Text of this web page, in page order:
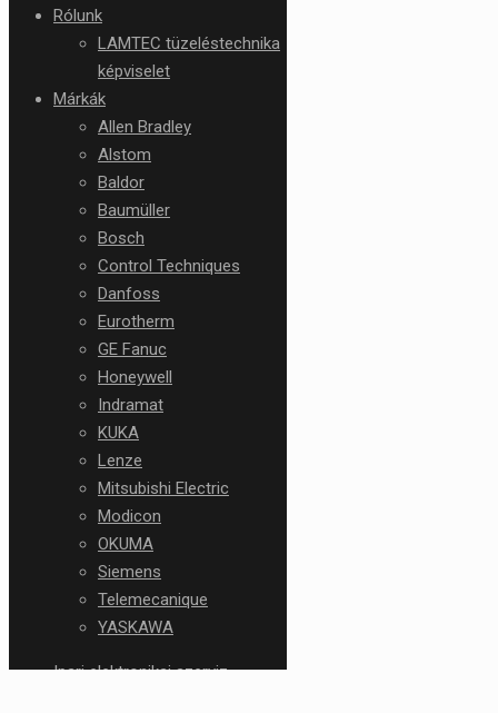
Rólunk
LAMTEC tüzeléstechnika
képviselet
Márkák
Allen Bradley
Alstom
Baldor
Baumüller
Bosch
Control Techniques
Danfoss
Eurotherm
GE Fanuc
Honeywell
Indramat
KUKA
Lenze
Mitsubishi Electric
Modicon
OKUMA
Siemens
Telemecanique
YASKAWA
Ipari elektronikai szerviz